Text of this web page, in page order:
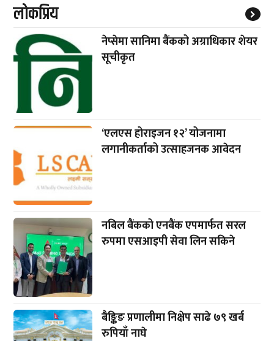
लाेकप्रिय
नेप्सेमा सानिमा बैंकको अग्राधिकार शेयर
सूचीकृत
‘एलएस होराइजन १२’ योजनामा
लगानीकर्ताको उत्साहजनक आवेदन
नबिल बैंकको एनबैंक एपमार्फत सरल
रुपमा एसआइपी सेवा लिन सकिने
बैङ्किङ प्रणालीमा निक्षेप साढे ७९ खर्ब
रुपियाँ नाघे